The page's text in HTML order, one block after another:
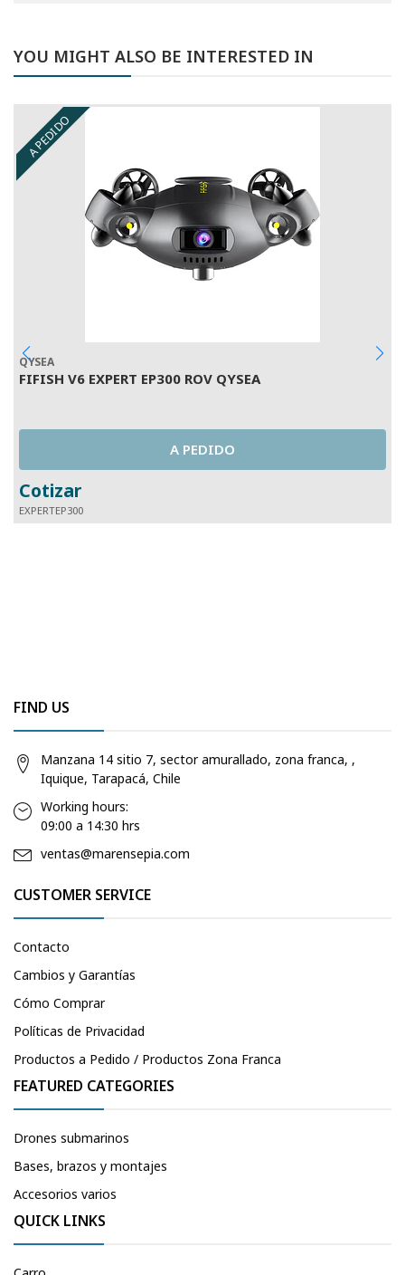
YOU MIGHT ALSO BE INTERESTED IN
A PEDIDO
QYSEA
FIFISH V6 EXPERT EP300 ROV QYSEA
A PEDIDO
Cotizar
EXPERTEP300
FIND US
Manzana 14 sitio 7, sector amurallado, zona franca, ,
Iquique, Tarapacá, Chile
Working hours:
09:00 a 14:30 hrs
ventas@marensepia.com
CUSTOMER SERVICE
Contacto
Cambios y Garantías
Cómo Comprar
Políticas de Privacidad
Productos a Pedido / Productos Zona Franca
FEATURED CATEGORIES
Drones submarinos
Bases, brazos y montajes
Accesorios varios
QUICK LINKS